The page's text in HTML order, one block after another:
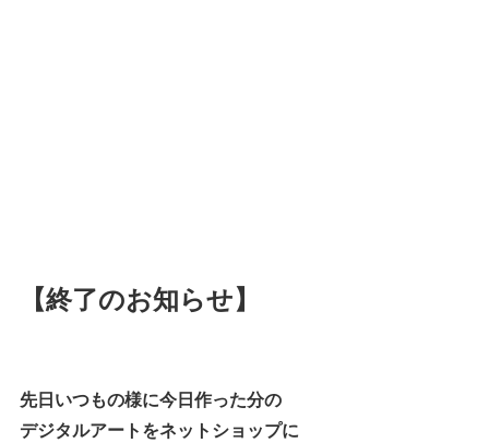
【終了のお知らせ】
先日いつもの様に今日作った分の
デジタルアートをネットショップに